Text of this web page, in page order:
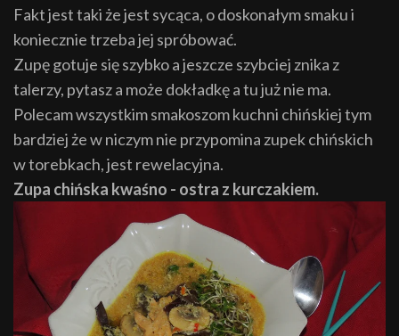
Fakt jest taki że jest sycąca, o doskonałym smaku i
koniecznie trzeba jej spróbować.
Zupę gotuje się szybko a jeszcze szybciej znika z
talerzy, pytasz a może dokładkę a tu już nie ma.
Polecam wszystkim smakoszom kuchni chińskiej tym
bardziej że w niczym nie przypomina zupek chińskich
w torebkach, jest rewelacyjna.
Zupa chińska kwaśno - ostra z kurczakiem.